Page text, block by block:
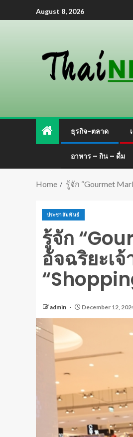
August 8, 2026
ธุรกิจ-ตลาด
อาหาร – กิน – ดื่ม
Home รู้จัก “Gourmet
ประชาสัมพันธ์
รู้จัก
อัจฉริยะเ
admin December 12,